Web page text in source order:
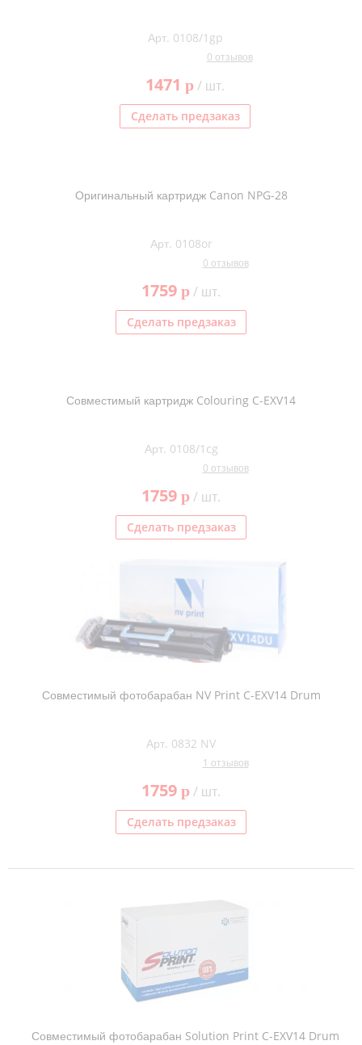
Арт. 0108/1gp
0 отзывов
1471 p/ шт.
Сделать предзаказ
Оригинальный картридж Canon NPG-28
Арт. 0108or
0 отзывов
1759 p/ шт.
Сделать предзаказ
Совместимый картридж Colouring C-EXV14
Арт. 0108/1cg
0 отзывов
1759 p/ шт.
Сделать предзаказ
Совместимый фотобарабан NV Print C-EXV14 Drum
Арт. 0832 NV
1 отзывов
1759 p/ шт.
Сделать предзаказ
Совместимый фотобарабан Solution Print C-EXV14 Drum